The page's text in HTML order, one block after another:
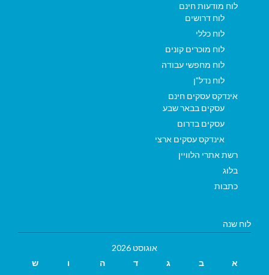
לוח מודעות חינם
לוח דרושים
לוח כללי
לוח מוכרים קונים
לוח מחפשי עבודה
לוח נדל"ן
אינדקס עסקים חינם
עסקים בבאר שבע
עסקים בדרום
אינדקס עסקים ארצי
רשת אתרי הלוויין
בלוג
כתבות
לוח שנה
אוגוסט 2026
א
ב ג ד ה ו ש